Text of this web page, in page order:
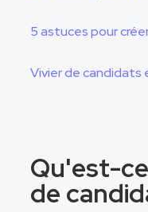
5 astuces pour
Vivier de candidats
Qu'est-
de